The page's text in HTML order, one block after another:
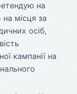
на
місця за
осіб,
кампанії на